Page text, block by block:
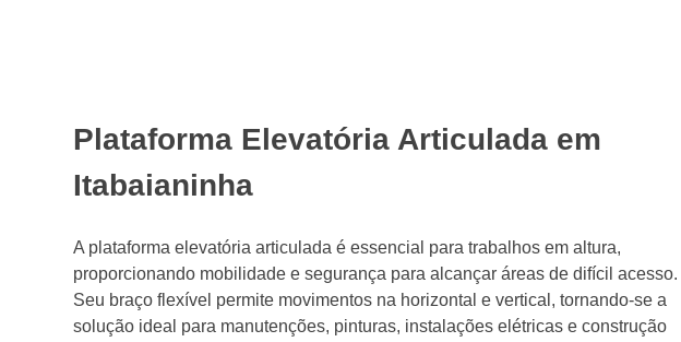
Plataforma Elevatória Articulada em
Itabaianinha
A plataforma elevatória articulada é essencial para trabalhos em altura,
proporcionando mobilidade e segurança para alcançar áreas de difícil acesso.
Seu braço flexível permite movimentos na horizontal e vertical, tornando-se a
solução ideal para manutenções, pinturas, instalações elétricas e construção